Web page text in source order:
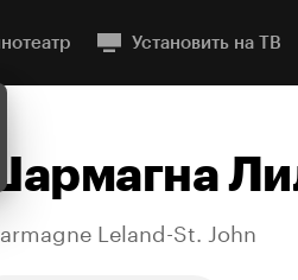
Установить на ТВ
Шармагна
Leland-St. John